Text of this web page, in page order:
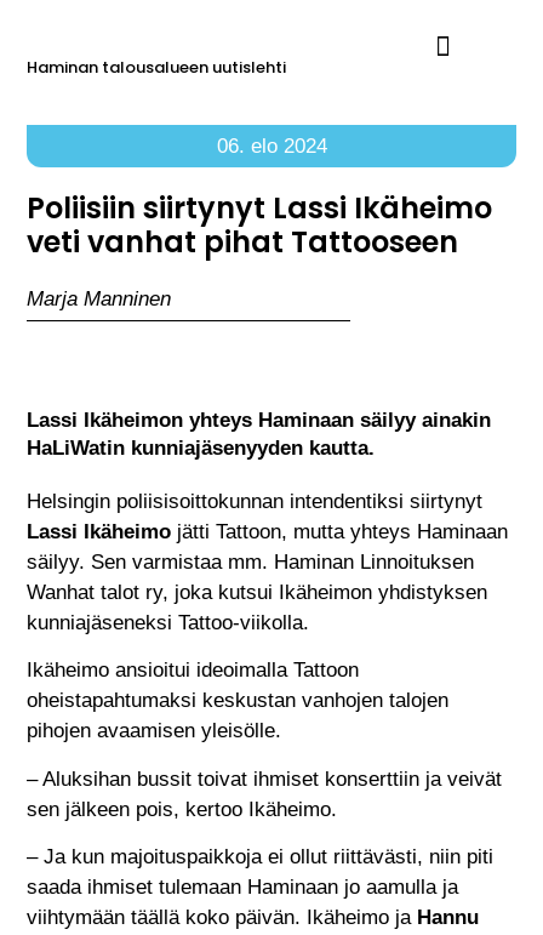
Haminan talousalueen uutislehti
06. elo 2024
Poliisiin siirtynyt Lassi Ikäheimo
veti vanhat pihat Tattooseen
Marja Manninen
Lassi Ikäheimon yhteys Haminaan säilyy ainakin
HaLiWatin kunniajäsenyyden kautta.
Helsingin poliisisoittokunnan intendentiksi siirtynyt
Lassi Ikäheimo jätti Tattoon, mutta yhteys Haminaan
säilyy. Sen varmistaa mm. Haminan Linnoituksen
Wanhat talot ry, joka kutsui Ikäheimon yhdistyksen
kunniajäseneksi Tattoo-viikolla.
Ikäheimo ansioitui ideoimalla Tattoon
oheistapahtumaksi keskustan vanhojen talojen
pihojen avaamisen yleisölle.
– Aluksihan bussit toivat ihmiset konserttiin ja veivät
sen jälkeen pois, kertoo Ikäheimo.
– Ja kun majoituspaikkoja ei ollut riittävästi, niin piti
saada ihmiset tulemaan Haminaan jo aamulla ja
viihtymään täällä koko päivän. Ikäheimo ja Hannu